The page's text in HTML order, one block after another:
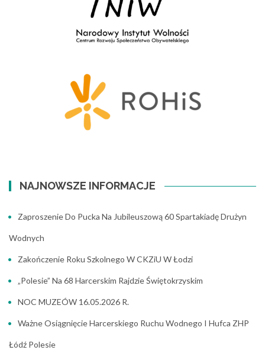
NAJNOWSZE INFORMACJE
Zaproszenie Do Pucka Na Jubileuszową 60 Spartakiadę Drużyn
Wodnych
Zakończenie Roku Szkolnego W CKZiU W Łodzi
„Polesie” Na 68 Harcerskim Rajdzie Świętokrzyskim
NOC MUZEÓW 16.05.2026 R.
Ważne Osiągnięcie Harcerskiego Ruchu Wodnego I Hufca ZHP
Łódź Polesie